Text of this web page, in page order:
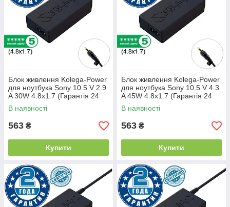
Блок живлення Kolega-Power
для ноутбука Sony 10.5 V 2.9
A 30W 4.8x1.7 (Гарантія 24
міс)
В наявності
563 ₴
Купити
Блок живлення Kolega-Power
для ноутбука Sony 10.5 V 4.3
A 45W 4.8x1.7 (Гарантія 24
міс)
В наявності
563 ₴
Купити